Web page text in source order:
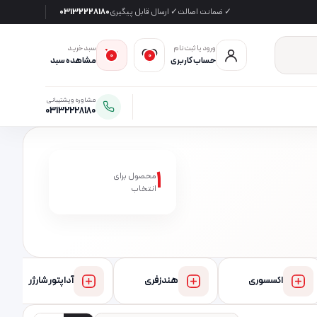
✓ ضمانت اصالت✓ ارسال قابل پیگیری03132228180
ورود یا ثبت‌نام
حساب کاربری 0
0
سبد خرید
مشاهده سبد
مشاوره و پشتیبانی
03132228180
1محصول برای
انتخاب
اکسسوری هندزفری آداپتور شارژر